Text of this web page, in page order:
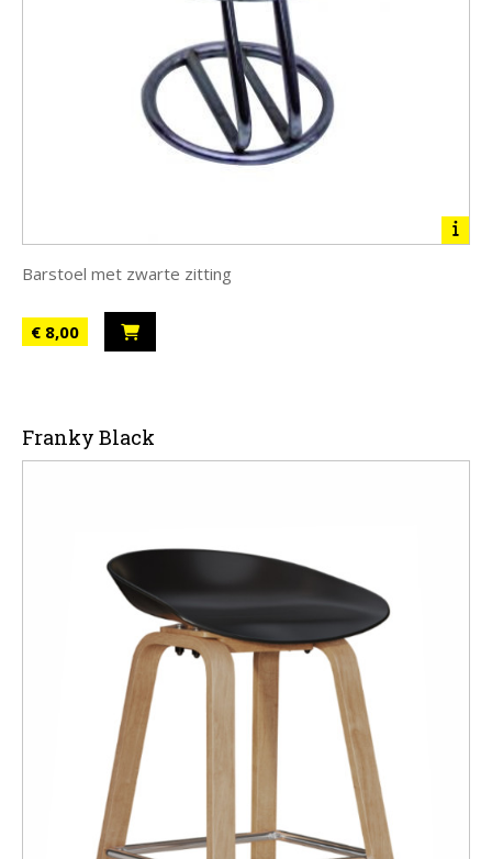
Barstoel met zwarte zitting
€ 8,00
Franky Black